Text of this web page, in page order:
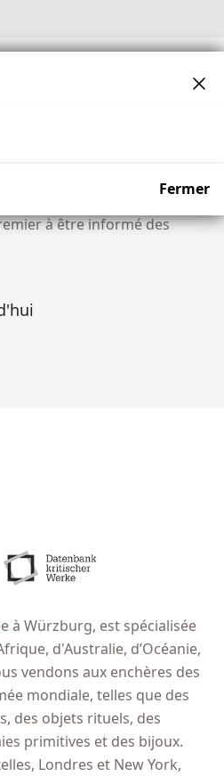
Fermer
de 10 000 collectionneurs
à être informé des
à Würzburg, est spécialisée
d'Australie, d’Océanie,
vendons aux enchères des
mondiale, telles que des
des objets rituels, des
primitives et des bijoux.
Londres et New York,